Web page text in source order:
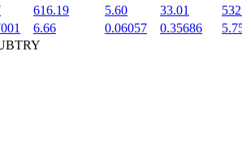
616.19 5.60 33.01
6.66 0.06057 0.35686
TRY